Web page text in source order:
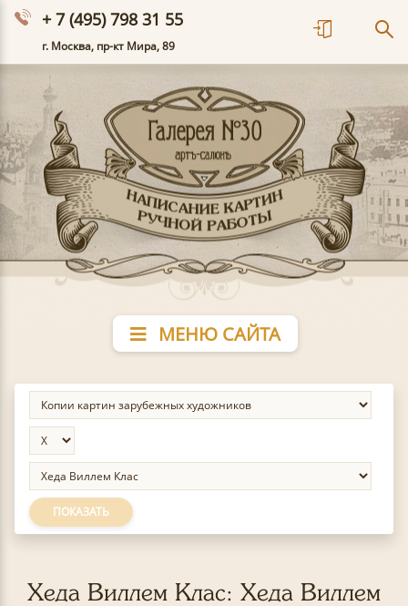
+ 7 (495) 798 31 55
г. Москва, пр-кт Мира, 89
МЕНЮ САЙТА
ПОКАЗАТЬ
Хеда Виллем Клас: Хеда Виллем